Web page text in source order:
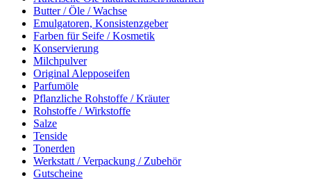
Butter / Öle / Wachse
Emulgatoren, Konsistenzgeber
Farben für Seife / Kosmetik
Konservierung
Milchpulver
Original Alepposeifen
Parfumöle
Pflanzliche Rohstoffe / Kräuter
Rohstoffe / Wirkstoffe
Salze
Tenside
Tonerden
Werkstatt / Verpackung / Zubehör
Gutscheine